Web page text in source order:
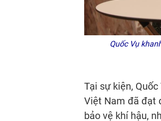
Quốc Vụ
Tại sự kiện,
Việt Nam đã đạt
bảo vệ khí hậu,